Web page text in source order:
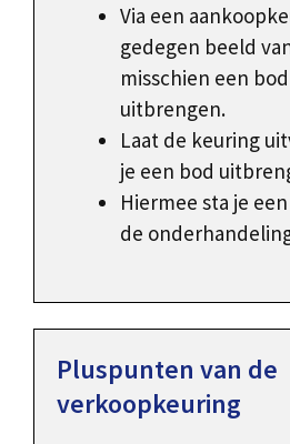
Via een
gedegen beeld
misschien een
uitbrengen.
Laat de keuring
je een bod
Hiermee sta je
de
Pluspunten van de
verkoopkeuring